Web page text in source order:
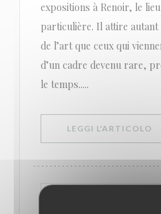
expositions à Renoir, le
particulière. Il attire autant
de l’art que ceux qui
d’un cadre devenu rare,
le temps.....
LEGGI L'ARTICOLO